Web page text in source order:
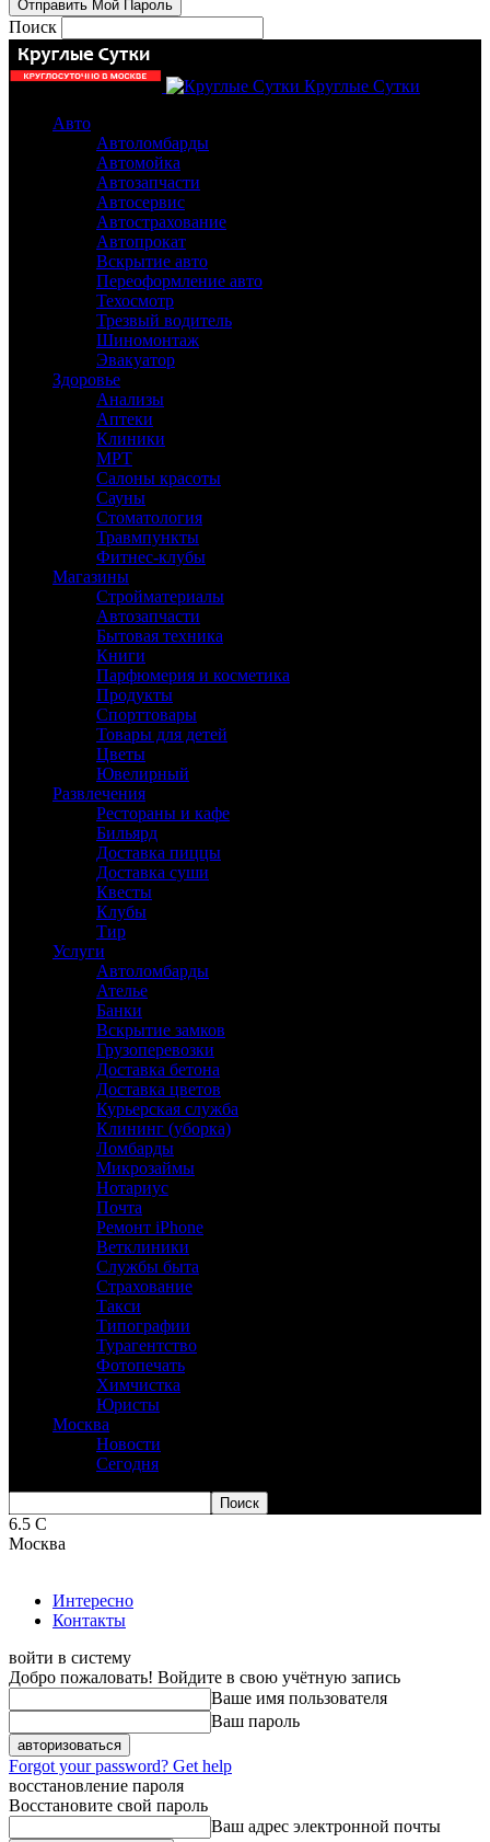
Поиск
Круглые Сутки
Авто
Автоломбарды
Автомойка
Автозапчасти
Автосервис
Автострахование
Автопрокат
Вскрытие авто
Переоформление авто
Техосмотр
Трезвый водитель
Шиномонтаж
Эвакуатор
Здоровье
Анализы
Аптеки
Клиники
МРТ
Салоны красоты
Сауны
Стоматология
Травмпункты
Фитнес-клубы
Магазины
Стройматериалы
Автозапчасти
Бытовая техника
Книги
Парфюмерия и косметика
Продукты
Спорттовары
Товары для детей
Цветы
Ювелирный
Развлечения
Рестораны и кафе
Бильярд
Доставка пиццы
Доставка суши
Квесты
Клубы
Тир
Услуги
Автоломбарды
Ателье
Банки
Вскрытие замков
Грузоперевозки
Доставка бетона
Доставка цветов
Курьерская служба
Клининг (уборка)
Ломбарды
Микрозаймы
Нотариус
Почта
Ремонт iPhone
Ветклиники
Службы быта
Страхование
Такси
Типографии
Турагентство
Фотопечать
Химчистка
Юристы
Москва
Новости
Сегодня
6.5 C
Москва
Интересно
Контакты
войти в систему
Добро пожаловать! Войдите в свою учётную запись
Ваше имя пользователя
Ваш пароль
Forgot your password? Get help
восстановление пароля
Восстановите свой пароль
Ваш адрес электронной почты